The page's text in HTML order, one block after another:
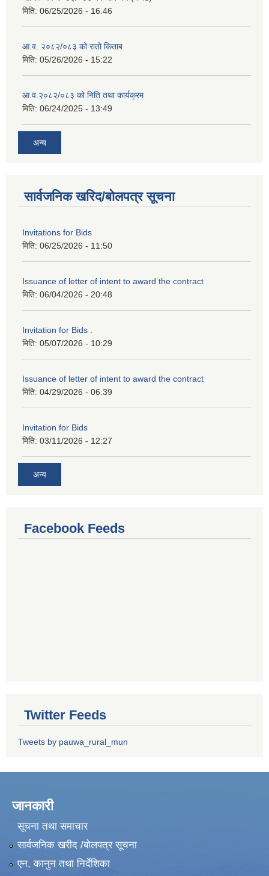
मिति: 06/25/2026 - 16:46
आ.व. २०८२/०८३ को रातो किताब
मिति: 05/26/2026 - 15:22
आ.व.२०८२/०८३ को निति तथा कार्यक्रम
मिति: 06/24/2025 - 13:49
अन्य
सार्वजनिक खरिद/बोलपत्र सूचना
Invitations for Bids
मिति: 06/25/2026 - 11:50
Issuance of letter of intent to award the contract
मिति: 06/04/2026 - 20:48
Invitation for Bids .
मिति: 05/07/2026 - 10:29
Issuance of letter of intent to award the contract
मिति: 04/29/2026 - 06:39
Invitation for Bids
मिति: 03/11/2026 - 12:27
अन्य
Facebook Feeds
Twitter Feeds
Tweets by pauwa_rural_mun
जानकारी
सूचना तथा समाचार
सार्वजनिक खरीद /बोलपत्र सूचना
एन, कानुन तथा निर्देशिका